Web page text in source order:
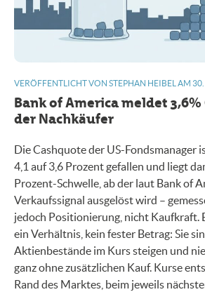
VERÖFFENTLICHT VON STEPHAN HEIBEL AM
Bank of America meldet 3,6%
der Nachkäufer
Die Cashquote der US-Fondsmanager
4,1 auf 3,6 Prozent gefallen und liegt
Prozent-Schwelle, ab der laut Bank of
Verkaufssignal ausgelöst wird –
jedoch Positionierung, nicht Kaufkraft.
ein Verhältnis, kein fester Betrag: Sie
Aktienbestände im Kurs steigen und
ganz ohne zusätzlichen Kauf. Kurse
Rand des Marktes, beim jeweils